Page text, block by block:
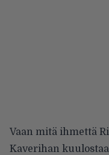
Vaan mitä ihmettä
Kaverihan